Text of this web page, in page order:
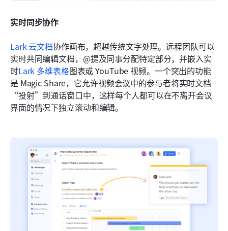
实时同步协作
Lark 云文档协作画布，超越传统文字处理。远程团队可以
实时共同编辑文档，@提及同事分配特定部分，并嵌入实
时Lark 多维表格图表或 YouTube 视频。一个突出的功能
是 Magic Share，它允许视频会议中的参与者将实时文档
“投射”到通话窗口中，这样每个人都可以在不离开会议
界面的情况下独立滚动和编辑。